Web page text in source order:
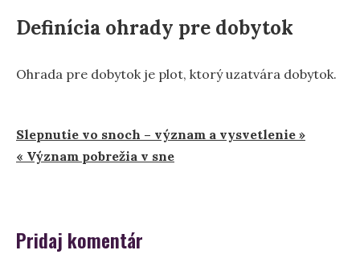
Definícia ohrady pre dobytok
Ohrada pre dobytok je plot, ktorý uzatvára dobytok.
Navigácia
v
Slepnutie vo snoch – význam a vysvetlenie »
« Význam pobrežia v sne
Pridaj komentár